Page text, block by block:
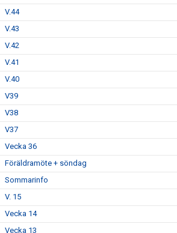
V.44
V.43
V.42
V.41
V.40
V39
V38
V37
Vecka 36
Föräldramöte + söndag
Sommarinfo
V. 15
Vecka 14
Vecka 13